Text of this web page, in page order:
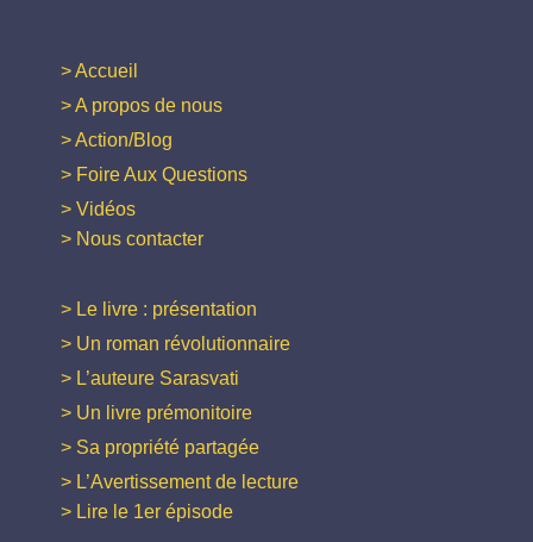
> Accueil
> A propos de nous
> Action/Blog
> Foire Aux Questions
> Vidéos
> Nous contacter
> Le livre : présentation
> Un roman révolutionnaire
> L’auteure Sarasvati
> Un livre prémonitoire
> Sa propriété partagée
> L’Avertissement de lecture
> Lire le 1er épisode